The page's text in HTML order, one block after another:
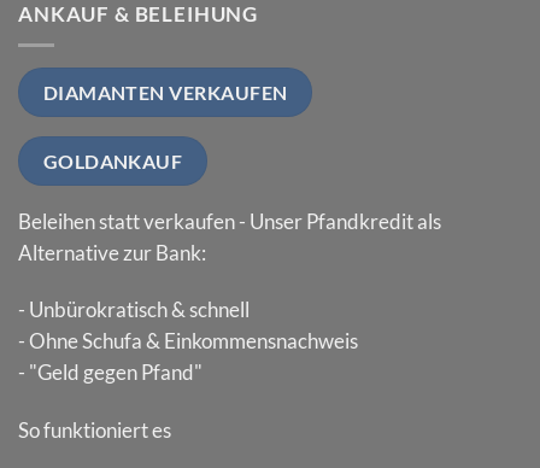
ANKAUF & BELEIHUNG
DIAMANTEN VERKAUFEN
GOLDANKAUF
Beleihen statt verkaufen - Unser Pfandkredit als
Alternative zur Bank:
- Unbürokratisch & schnell
- Ohne Schufa & Einkommensnachweis
- "Geld gegen Pfand"
So funktioniert es